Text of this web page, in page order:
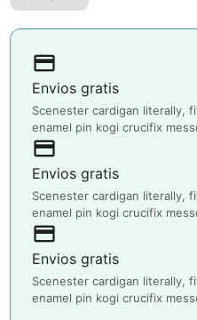
payment
Envios gratis
Scenester cardigan literally,
enamel pin kogi crucifix
payment
Envios gratis
Scenester cardigan literally,
enamel pin kogi crucifix
payment
Envios gratis
Scenester cardigan literally,
enamel pin kogi crucifix